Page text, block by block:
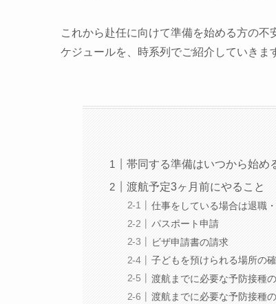
これから赴任に向けて準備を始める方の
ケジュールを、時系列でご紹介していきま
帯同する準備はいつから始め
渡航予定3ヶ月前にやること
仕事をしている場合は退職
パスポート申請
ビザ申請書の請求
子どもを預けられる場所の
渡航までに必要な予防接種
渡航までに必要な予防接種